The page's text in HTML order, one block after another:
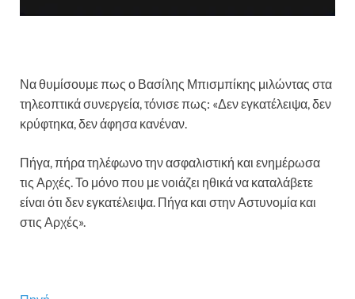
Να θυμίσουμε πως ο Βασίλης Μπισμπίκης μιλώντας στα
τηλεοπτικά συνεργεία, τόνισε πως: «Δεν εγκατέλειψα, δεν
κρύφτηκα, δεν άφησα κανέναν.
Πήγα, πήρα τηλέφωνο την ασφαλιστική και ενημέρωσα
τις Αρχές. Το μόνο που με νοιάζει ηθικά να καταλάβετε
είναι ότι δεν εγκατέλειψα. Πήγα και στην Αστυνομία και
στις Αρχές».